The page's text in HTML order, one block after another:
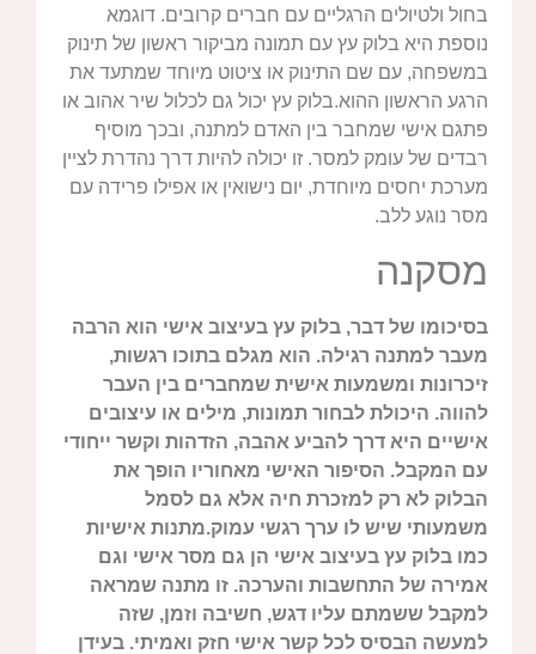
בחול ולטיולים הרגליים עם חברים קרובים. דוגמא
נוספת היא בלוק עץ עם תמונה מביקור ראשון של תינוק
במשפחה, עם שם התינוק או ציטוט מיוחד שמתעד את
הרגע הראשון ההוא.בלוק עץ יכול גם לכלול שיר אהוב או
פתגם אישי שמחבר בין האדם למתנה, ובכך מוסיף
רבדים של עומק למסר. זו יכולה להיות דרך נהדרת לציין
מערכת יחסים מיוחדת, יום נישואין או אפילו פרידה עם
מסר נוגע ללב.
מסקנה
בסיכומו של דבר, בלוק עץ בעיצוב אישי הוא הרבה
מעבר למתנה רגילה. הוא מגלם בתוכו רגשות,
זיכרונות ומשמעות אישית שמחברים בין העבר
להווה. היכולת לבחור תמונות, מילים או עיצובים
אישיים היא דרך להביע אהבה, הזדהות וקשר ייחודי
עם המקבל. הסיפור האישי מאחוריו הופך את
הבלוק לא רק למזכרת חיה אלא גם לסמל
משמעותי שיש לו ערך רגשי עמוק.מתנות אישיות
כמו בלוק עץ בעיצוב אישי הן גם מסר אישי וגם
אמירה של התחשבות והערכה. זו מתנה שמראה
למקבל ששמתם עליו דגש, חשיבה וזמן, שזה
למעשה הבסיס לכל קשר אישי חזק ואמיתי. בעידן